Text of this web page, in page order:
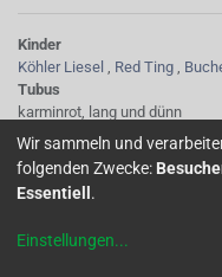
Kinder
Köhler Liesel , Red Ting ,
Tubus
karminrot, lang und dünn
Sepalen
karminrot, lang und schmal, oft
Korolle/Petalen
betonte Petalränder, das Rot
hellrot
Wir sammeln und
folgenden Zwecke:
Essentiell .
Einstellungen...